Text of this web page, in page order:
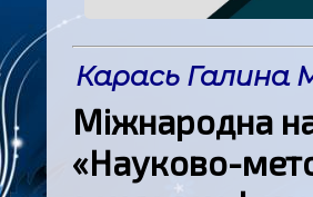
Карась Галина
Міжнародна
«Науково-